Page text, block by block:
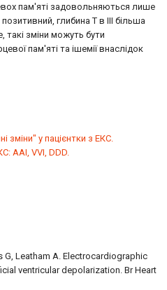
пам'яті задовольняються лише
глибина Т в III більша
такі зміни можуть бути
пам'яті та ішемії внаслідок
зміни" у пацієнтки з ЕКС.
AAI, VVI, DDD.
G, Leatham A. Electrocardiographic
ventricular depolarization. Br Heart